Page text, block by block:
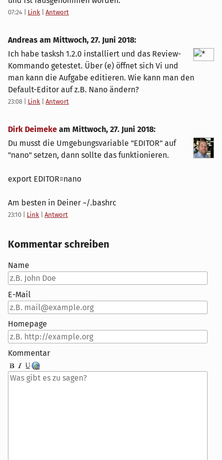
07:24 Link Antwort
Andreas am Mittwoch, 27. Juni 2018:
Ich habe tasksh 1.2.0 installiert und das Review-
Kommando getestet. Über (e) öffnet sich Vi und
man kann die Aufgabe editieren. Wie kann man den
Default-Editor auf z.B. Nano ändern?
23:08 Link Antwort
Dirk Deimeke am Mittwoch, 27. Juni 2018:
Du musst die Umgebungsvariable "EDITOR" auf
"nano" setzen, dann sollte das funktionieren.
export EDITOR=nano
Am besten in Deiner ~/.bashrc
23:10 Link Antwort
Kommentar schreiben
Name
E-Mail
Homepage
Kommentar